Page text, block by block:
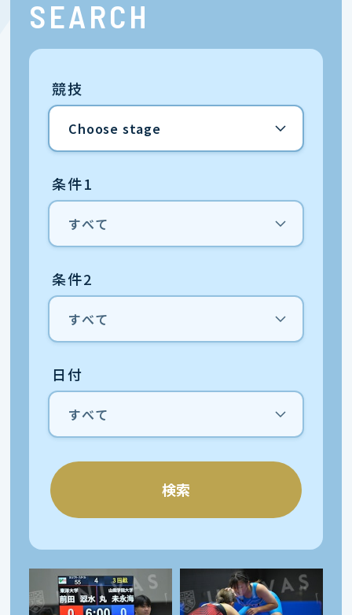
SEARCH
競技
条件1
条件2
日付
検索